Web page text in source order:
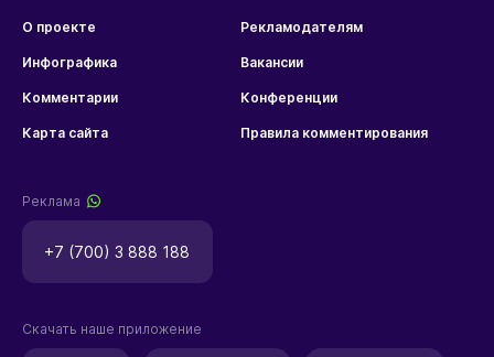
О проекте Рекламодателям
Инфографика Вакансии
Комментарии Конференции
Карта сайта Правила комментирования
Реклама
+7 (700) 3 888 188
Скачать наше приложение